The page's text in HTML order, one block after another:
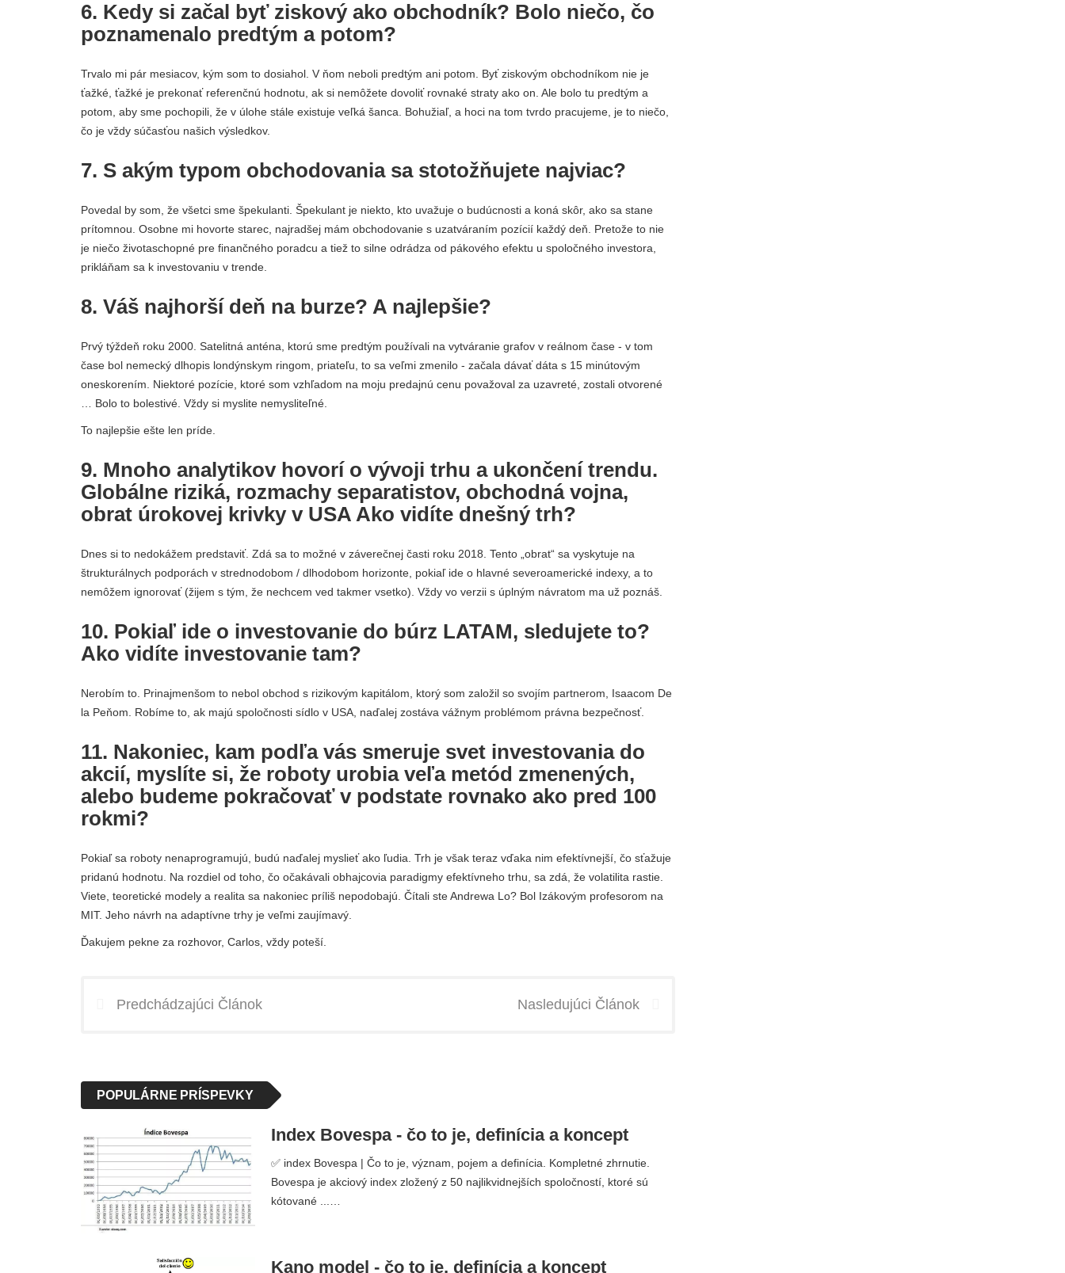
6. Kedy si začal byť ziskový ako obchodník? Bolo niečo, čo
poznamenalo predtým a potom?
Trvalo mi pár mesiacov, kým som to dosiahol. V ňom neboli predtým ani potom. Byť ziskovým obchodníkom nie je
ťažké, ťažké je prekonať referenčnú hodnotu, ak si nemôžete dovoliť rovnaké straty ako on. Ale bolo tu predtým a
potom, aby sme pochopili, že v úlohe stále existuje veľká šanca. Bohužiaľ, a hoci na tom tvrdo pracujeme, je to niečo,
čo je vždy súčasťou našich výsledkov.
7. S akým typom obchodovania sa stotožňujete najviac?
Povedal by som, že všetci sme špekulanti. Špekulant je niekto, kto uvažuje o budúcnosti a koná skôr, ako sa stane
prítomnou. Osobne mi hovorte starec, najradšej mám obchodovanie s uzatváraním pozícií každý deň. Pretože to nie
je niečo životaschopné pre finančného poradcu a tiež to silne odrádza od pákového efektu u spoločného investora,
prikláňam sa k investovaniu v trende.
8. Váš najhorší deň na burze? A najlepšie?
Prvý týždeň roku 2000. Satelitná anténa, ktorú sme predtým používali na vytváranie grafov v reálnom čase - v tom
čase bol nemecký dlhopis londýnskym ringom, priateľu, to sa veľmi zmenilo - začala dávať dáta s 15 minútovým
oneskorením. Niektoré pozície, ktoré som vzhľadom na moju predajnú cenu považoval za uzavreté, zostali otvorené
… Bolo to bolestivé. Vždy si myslite nemysliteľné.
To najlepšie ešte len príde.
9. Mnoho analytikov hovorí o vývoji trhu a ukončení trendu.
Globálne riziká, rozmachy separatistov, obchodná vojna,
obrat úrokovej krivky v USA Ako vidíte dnešný trh?
Dnes si to nedokážem predstaviť. Zdá sa to možné v záverečnej časti roku 2018. Tento „obrat“ sa vyskytuje na
štrukturálnych podporách v strednodobom / dlhodobom horizonte, pokiaľ ide o hlavné severoamerické indexy, a to
nemôžem ignorovať (žijem s tým, že nechcem ved takmer vsetko). Vždy vo verzii s úplným návratom ma už poznáš.
10. Pokiaľ ide o investovanie do búrz LATAM, sledujete to?
Ako vidíte investovanie tam?
Nerobím to. Prinajmenšom to nebol obchod s rizikovým kapitálom, ktorý som založil so svojím partnerom, Isaacom De
la Peňom. Robíme to, ak majú spoločnosti sídlo v USA, naďalej zostáva vážnym problémom právna bezpečnosť.
11. Nakoniec, kam podľa vás smeruje svet investovania do
akcií, myslíte si, že roboty urobia veľa metód zmenených,
alebo budeme pokračovať v podstate rovnako ako pred 100
rokmi?
Pokiaľ sa roboty nenaprogramujú, budú naďalej myslieť ako ľudia. Trh je však teraz vďaka nim efektívnejší, čo sťažuje
pridanú hodnotu. Na rozdiel od toho, čo očakávali obhajcovia paradigmy efektívneho trhu, sa zdá, že volatilita rastie.
Viete, teoretické modely a realita sa nakoniec príliš nepodobajú. Čítali ste Andrewa Lo? Bol Izákovým profesorom na
MIT. Jeho návrh na adaptívne trhy je veľmi zaujímavý.
Ďakujem pekne za rozhovor, Carlos, vždy poteší.
Predchádzajúci Článok Nasledujúci Článok
POPULÁRNE PRÍSPEVKY
Index Bovespa - čo to je, definícia a koncept
✅ index Bovespa | Čo to je, význam, pojem a definícia. Kompletné zhrnutie.
Bovespa je akciový index zložený z 50 najlikvidnejších spoločností, ktoré sú
kótované ...…
Kano model - čo to je, definícia a koncept